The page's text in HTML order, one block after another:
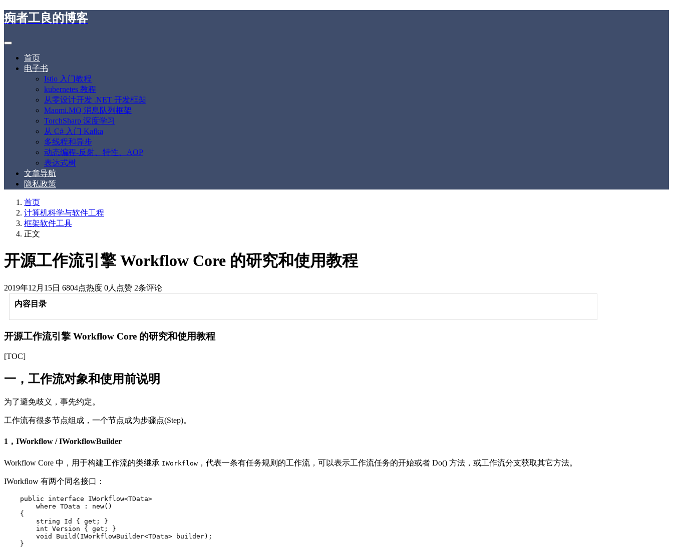
痴者工良的博客
首页
电子书
Istio 入门教程
kubernetes 教程
从零设计开发 .NET 开发框架
Maomi.MQ 消息队列框架
TorchSharp 深度学习
从 C# 入门 Kafka
多线程和异步
动态编程-反射、特性、AOP
表达式树
文章导航
隐私政策
首页
计算机科学与软件工程
框架软件工具
正文
开源工作流引擎 Workflow Core 的研究和使用教程
2019年12月15日 6804点热度 0人点赞 2条评论
内容目录
开源工作流引擎 Workflow Core 的研究和使用教程
[TOC]
一，工作流对象和使用前说明
为了避免歧义，事先约定。
工作流有很多节点组成，一个节点成为步骤点(Step)。
1，IWorkflow / IWorkflowBuilder
Workflow Core 中，用于构建工作流的类继承 IWorkflow ，代表一条有任务规则的工作流，可以表示工作流任务的开始或者 Do() 方法，或工作流分支获取其它方法。
IWorkflow 有两个同名接口：
    public interface IWorkflow<TData>
        where TData : new()
    {
        string Id { get; }
        int Version { get; }
        void Build(IWorkflowBuilder<TData> builder);
    }